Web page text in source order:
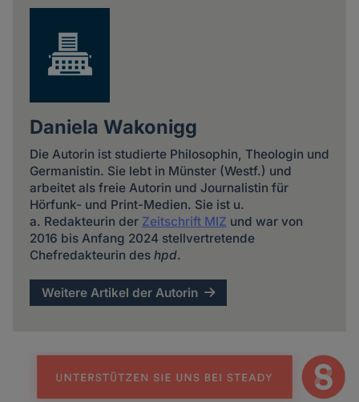
Daniela Wakonigg
Die Autorin ist studierte Philosophin, Theologin und
Germanistin. Sie lebt in Münster (Westf.) und
arbeitet als freie Autorin und Journalistin für
Hörfunk- und Print-Medien. Sie ist u.
a. Redakteurin der Zeitschrift MIZ und war von
2016 bis Anfang 2024 stellvertretende
Chefredakteurin des hpd.
Weitere Artikel der Autorin